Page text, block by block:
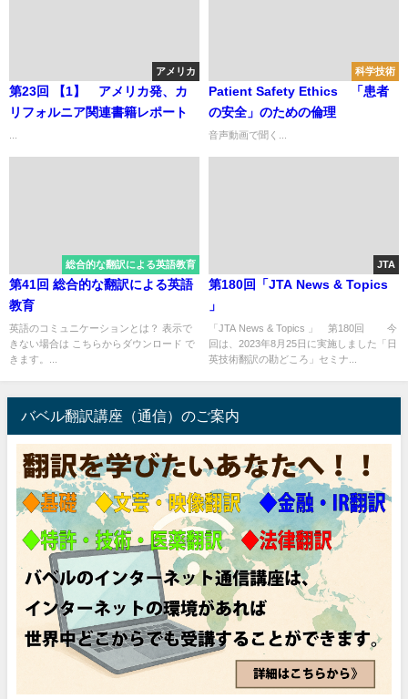
アメリカ
第23回 【1】 アメリカ発、カ
リフォルニア関連書籍レポート
科学技術
Patient Safety Ethics 「患者
の安全」のための倫理
音声動画で聞く...
総合的な翻訳による英語教育
第41回 総合的な翻訳による英語
教育
英語のコミュニケーションとは？ 表示で
きない場合は こちらからダウンロード で
きます。...
JTA
第180回「JTA News & Topics
」
「JTA News & Topics 」 第180回 今
回は、2023年8月25日に実施しました「日
英技術翻訳の勘どころ」セミナ...
バベル翻訳講座（通信）のご案内